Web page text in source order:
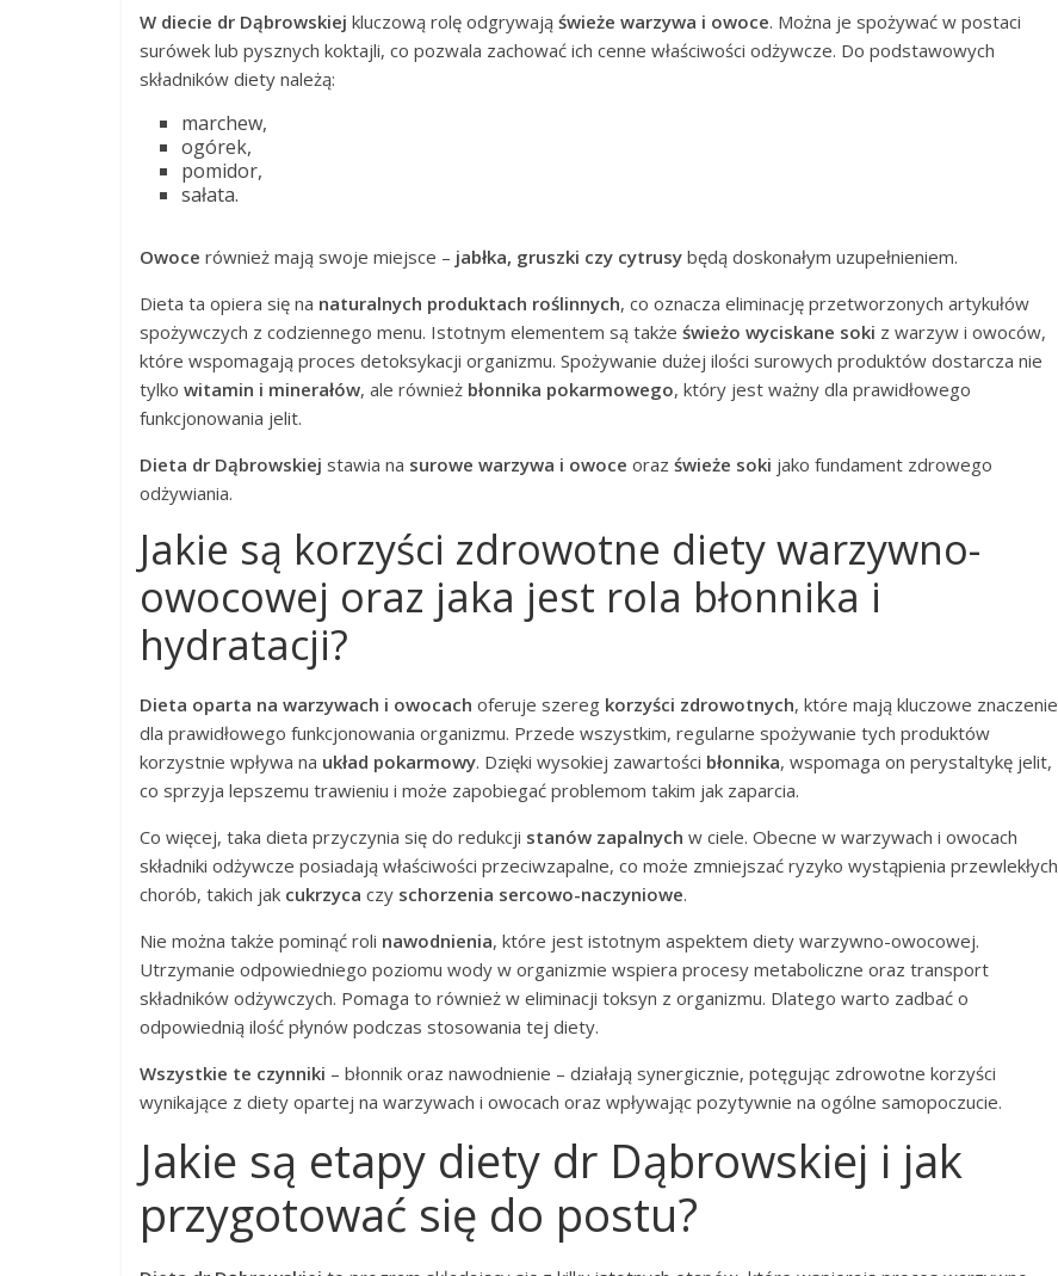
W diecie dr Dąbrowskiej kluczową rolę odgrywają świeże warzywa i owoce. Można je spożywać w postaci
surówek lub pysznych koktajli, co pozwala zachować ich cenne właściwości odżywcze. Do podstawowych
składników diety należą:
marchew,
ogórek,
pomidor,
sałata.
Owoce również mają swoje miejsce – jabłka, gruszki czy cytrusy będą doskonałym uzupełnieniem.
Dieta ta opiera się na naturalnych produktach roślinnych, co oznacza eliminację przetworzonych artykułów
spożywczych z codziennego menu. Istotnym elementem są także świeżo wyciskane soki z warzyw i owoców,
które wspomagają proces detoksykacji organizmu. Spożywanie dużej ilości surowych produktów dostarcza nie
tylko witamin i minerałów, ale również błonnika pokarmowego, który jest ważny dla prawidłowego
funkcjonowania jelit.
Dieta dr Dąbrowskiej stawia na surowe warzywa i owoce oraz świeże soki jako fundament zdrowego
odżywiania.
Jakie są korzyści zdrowotne diety warzywno-
owocowej oraz jaka jest rola błonnika i
hydratacji?
Dieta oparta na warzywach i owocach oferuje szereg korzyści zdrowotnych, które mają kluczowe znaczenie
dla prawidłowego funkcjonowania organizmu. Przede wszystkim, regularne spożywanie tych produktów
korzystnie wpływa na układ pokarmowy. Dzięki wysokiej zawartości błonnika, wspomaga on perystaltykę jelit,
co sprzyja lepszemu trawieniu i może zapobiegać problemom takim jak zaparcia.
Co więcej, taka dieta przyczynia się do redukcji stanów zapalnych w ciele. Obecne w warzywach i owocach
składniki odżywcze posiadają właściwości przeciwzapalne, co może zmniejszać ryzyko wystąpienia przewlekłych
chorób, takich jak cukrzyca czy schorzenia sercowo-naczyniowe.
Nie można także pominąć roli nawodnienia, które jest istotnym aspektem diety warzywno-owocowej.
Utrzymanie odpowiedniego poziomu wody w organizmie wspiera procesy metaboliczne oraz transport
składników odżywczych. Pomaga to również w eliminacji toksyn z organizmu. Dlatego warto zadbać o
odpowiednią ilość płynów podczas stosowania tej diety.
Wszystkie te czynniki – błonnik oraz nawodnienie – działają synergicznie, potęgując zdrowotne korzyści
wynikające z diety opartej na warzywach i owocach oraz wpływając pozytywnie na ogólne samopoczucie.
Jakie są etapy diety dr Dąbrowskiej i jak
przygotować się do postu?